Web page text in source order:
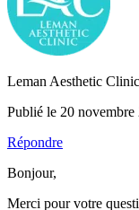
Leman Aesthetic Clinic
Publié le 20 novembre
Répondre
Bonjour,
Merci pour votre